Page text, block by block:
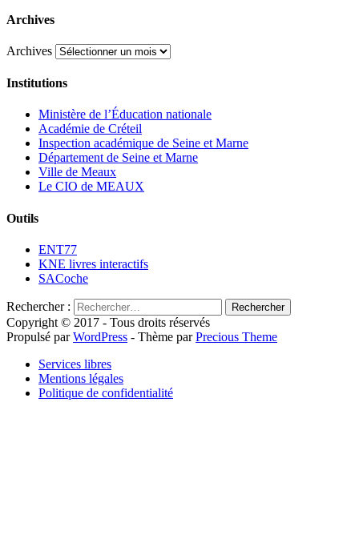
Archives
Archives
Institutions
Ministère de l’Éducation nationale
Académie de Créteil
Inspection académique de Seine et Marne
Département de Seine et Marne
Ville de Meaux
Le CIO de MEAUX
Outils
ENT77
KNE livres interactifs
SACoche
Rechercher :
Copyright © 2017 - Tous droits réservés
Propulsé parWordPress - Thème parPrecious Theme
Services libres
Mentions légales
Politique de confidentialité